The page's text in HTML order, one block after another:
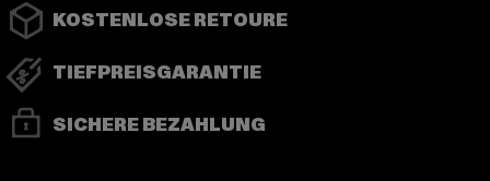
KOSTENLOSE RETOURE
TIEFPREISGARANTIE
SICHERE BEZAHLUNG